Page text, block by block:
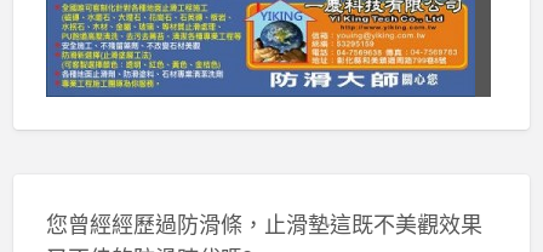
您曾經經歷過防滑條，止滑墊這既不美觀效果